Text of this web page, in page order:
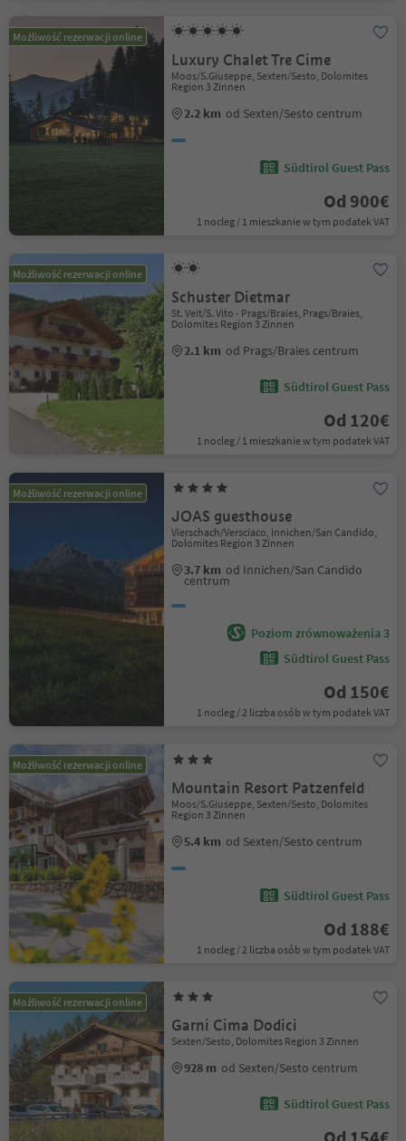
Możliwość rezerwacji online
Luxury Chalet Tre Cime
Moos/S.Giuseppe, Sexten/Sesto, Dolomites
Region 3 Zinnen
2.2 km od Sexten/Sesto centrum
Südtirol Guest Pass
Od 900€
1 nocleg / 1 mieszkanie w tym podatek VAT
Możliwość rezerwacji online
Schuster Dietmar
St. Veit/S. Vito - Prags/Braies, Prags/Braies,
Dolomites Region 3 Zinnen
2.1 km od Prags/Braies centrum
Südtirol Guest Pass
Od 120€
1 nocleg / 1 mieszkanie w tym podatek VAT
Możliwość rezerwacji online
JOAS guesthouse
Vierschach/Versciaco, Innichen/San Candido,
Dolomites Region 3 Zinnen
3.7 km od Innichen/San Candido
centrum
Poziom zrównoważenia 3
Südtirol Guest Pass
Od 150€
1 nocleg / 2 liczba osób w tym podatek VAT
Możliwość rezerwacji online
Mountain Resort Patzenfeld
Moos/S.Giuseppe, Sexten/Sesto, Dolomites
Region 3 Zinnen
5.4 km od Sexten/Sesto centrum
Südtirol Guest Pass
Od 188€
1 nocleg / 2 liczba osób w tym podatek VAT
Możliwość rezerwacji online
Garni Cima Dodici
Sexten/Sesto, Dolomites Region 3 Zinnen
928 m od Sexten/Sesto centrum
Südtirol Guest Pass